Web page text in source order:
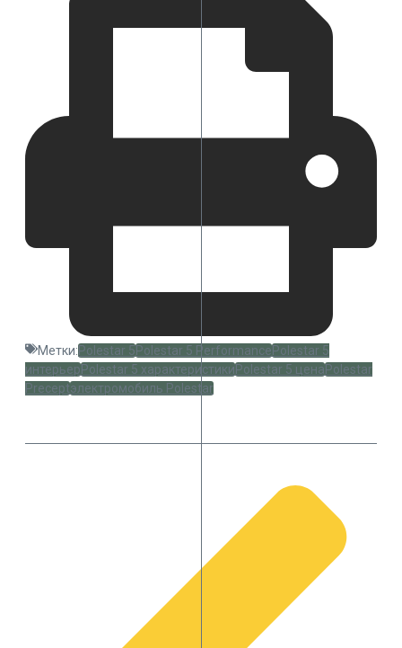
Метки:Polestar 5Polestar 5 PerformancePolestar 5
интерьерPolestar 5 характеристикиPolestar 5 ценаPolestar
Preceptэлектромобиль Polestar